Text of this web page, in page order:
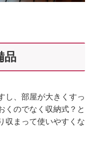
品
し、部屋が大きくすっ
くのでなく収納式？と
収まって使いやすくな